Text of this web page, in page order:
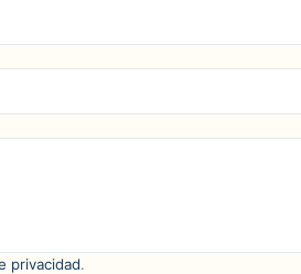
privacidad.